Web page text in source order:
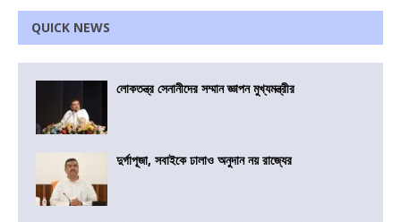
QUICK NEWS
লোকতন্ত্র সেনানীদের সম্মান জ্ঞাপন মুখ্যমন্ত্রীর
দুর্গাপূজা, সবাইকে ঢালাও অনুদান নয় রাজ্যের